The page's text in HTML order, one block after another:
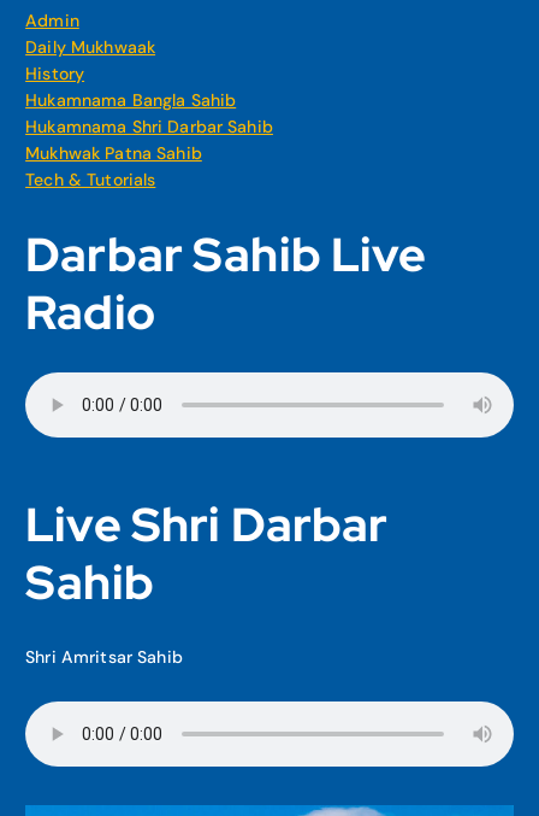
Admin
Daily Mukhwaak
History
Hukamnama Bangla Sahib
Hukamnama Shri Darbar Sahib
Mukhwak Patna Sahib
Tech & Tutorials
Darbar Sahib Live
Radio
Live Shri Darbar
Sahib
Shri Amritsar Sahib